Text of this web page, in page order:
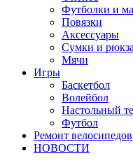
Футболки и
Повязки
Аксессуары
Сумки и
Мячи
Игры
Баскетбол
Волейбол
Настольный
Футбол
Ремонт велосипедов
НОВОСТИ